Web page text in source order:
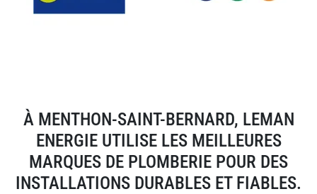
À MENTHON-SAINT-BERNARD, LEMAN
ENERGIE UTILISE LES MEILLEURES
MARQUES DE PLOMBERIE POUR DES
INSTALLATIONS DURABLES ET FIABLES.